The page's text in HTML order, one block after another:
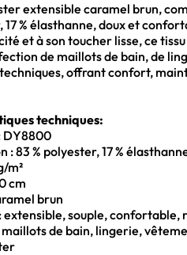
extensible caramel brun,
17 % élasthanne, doux et
et à son toucher lisse, ce
de maillots de bain, de
offrant confort,
techniques:
DY8800
: 83 % polyester, 17 %
m²
cm
brun
extensible, souple, confortable,
de bain, lingerie,